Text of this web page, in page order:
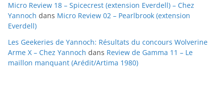
Micro Review 18 – Spicecrest (extension Everdell) – Chez
Yannoch dans Micro Review 02 – Pearlbrook (extension
Everdell)
Les Geekeries de Yannoch: Résultats du concours Wolverine
Arme X – Chez Yannoch dans Review de Gamma 11 – Le
maillon manquant (Arédit/Artima 1980)